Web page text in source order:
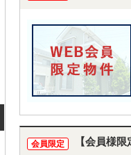
会員限定 【会員様限